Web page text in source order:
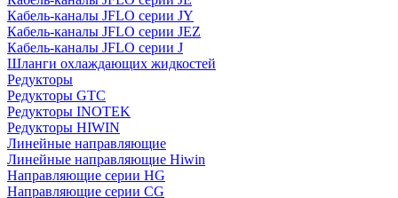
Кабель-каналы JFLO серии JY
Кабель-каналы JFLO серии JEZ
Кабель-каналы JFLO серии J
Шланги охлаждающих жидкостей
Редукторы
Редукторы GTC
Редукторы INOTEK
Редукторы HIWIN
Линейные направляющие
Линейные направляющие Hiwin
Направляющие серии HG
Направляющие серии CG